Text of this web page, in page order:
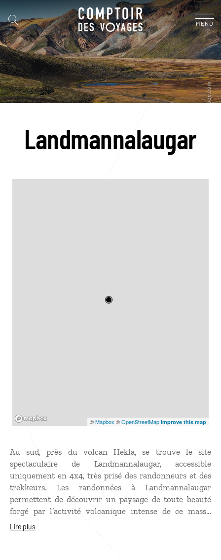
MENU
Landmannalaugar
©Mapbox ©OpenStreetMap Improve this map
Au sud, près du volcan Hekla, se trouve le site
spectaculaire de Landmannalaugar, accessible
uniquement en 4x4, très prisé des randonneurs et des
trekkeurs. Les randonnées à Landmannalaugar
permettent de découvrir un paysage de toute beauté
forgé par l’activité volcanique intense de ce massif
rhyolitique sillonné par deux coulées d'obsidienne et
Lire plus